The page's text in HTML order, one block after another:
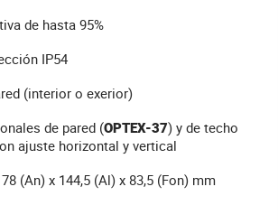
de hasta 95%
IP54
(interior o exerior)
de pared (OPTEX-37) y de techo
ajuste horizontal y vertical
(An) x 144,5 (Al) x 83,5 (Fon) mm